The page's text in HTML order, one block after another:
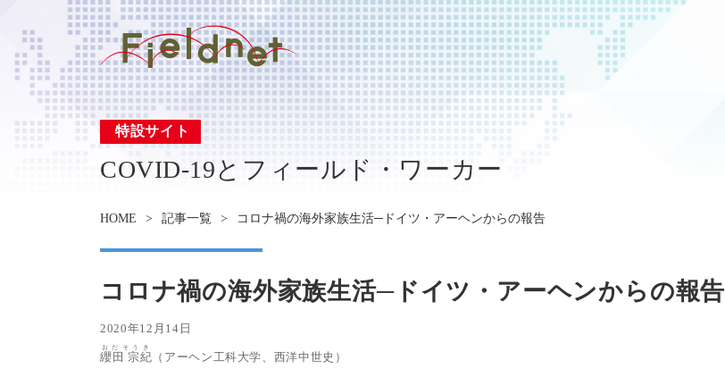
特設サイト
COVID-19とフィールド・ワーカー
HOME 記事一覧 コロナ禍の海外家族生活─ドイツ・アーヘンからの報告
コロナ禍の海外家族生活─ドイツ・アーヘンからの報告
2020年12月14日
纓田 宗紀
おだそうき
（アーヘン工科大学、西洋中世史）